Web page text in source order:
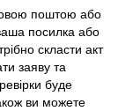
поштою або
посилка або
скласти акт
заяву та
буде
ви можете